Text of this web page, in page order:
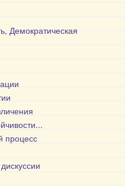
Демократическая
процесс